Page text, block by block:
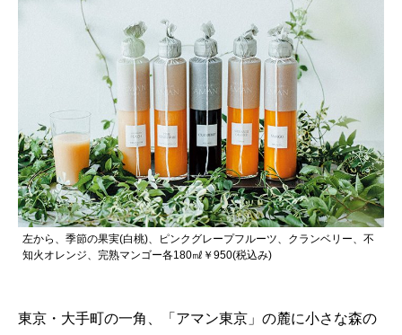
左から、季節の果実(白桃)、ピンクグレープフルーツ、クランベリー、不
知火オレンジ、完熟マンゴー各180㎖￥950(税込み)
東京・大手町の一角、「アマン東京」の麓に小さな森の